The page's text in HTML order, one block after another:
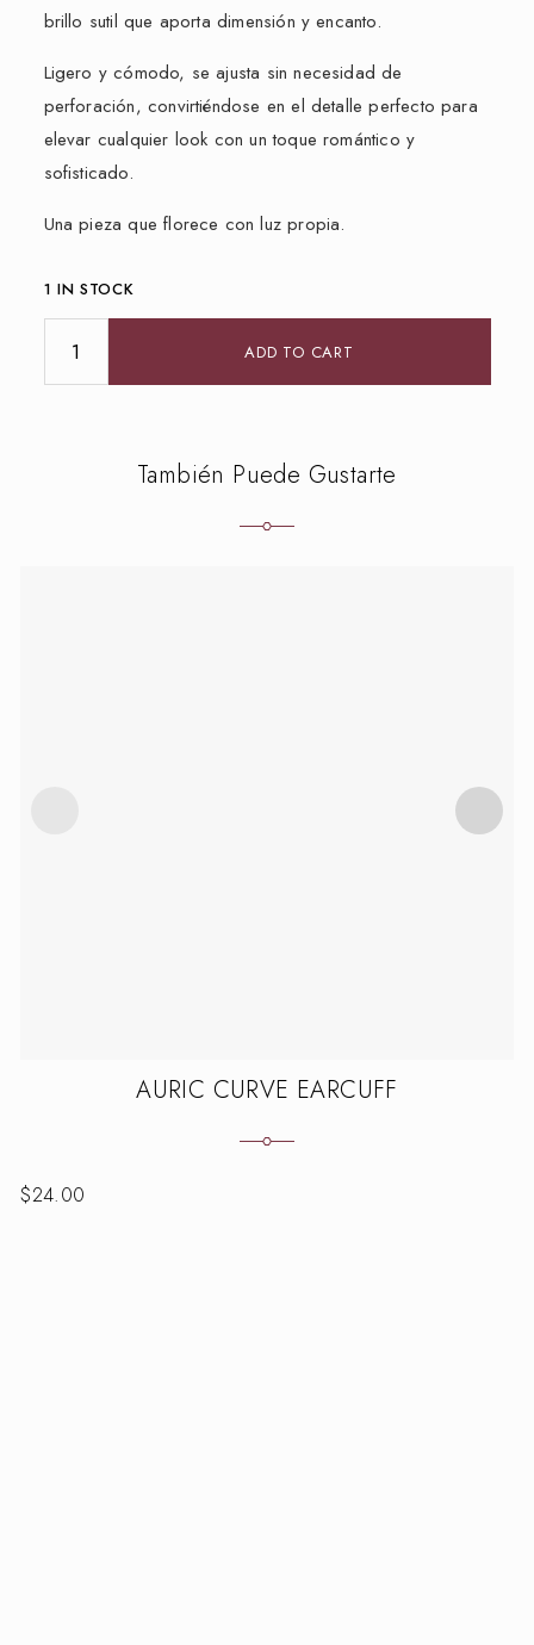
brillo sutil que aporta dimensión y encanto.
Ligero y cómodo, se ajusta sin necesidad de
perforación, convirtiéndose en el detalle perfecto para
elevar cualquier look con un toque romántico y
sofisticado.
Una pieza que florece con luz propia.
1 IN STOCK
ADD TO CART
También Puede Gustarte
AURIC CURVE EARCUFF
$24.00